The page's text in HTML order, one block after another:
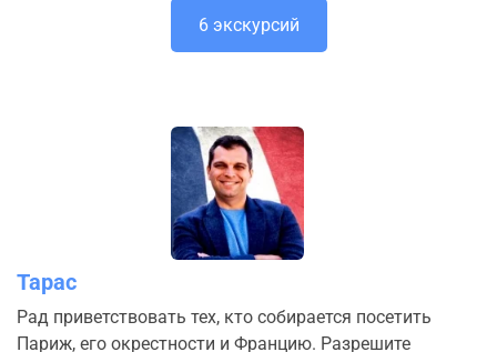
6 экскурсий
Тарас
Рад приветствовать тех, кто собирается посетить
Париж, его окрестности и Францию. Разрешите